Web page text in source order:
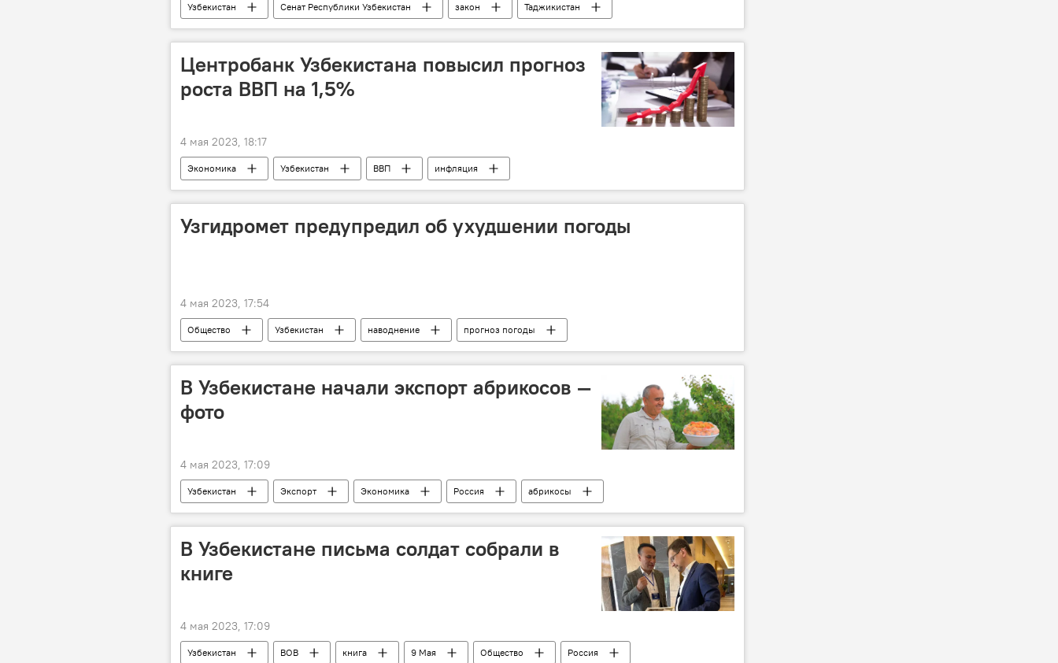
Узбекистан Сенат Республики Узбекистан закон
Таджикистан
Соглашение
авиация безопасность Общество полеты
Центробанк Узбекистана повысил прогноз
роста ВВП на 1,5%
4 мая 2023, 18:17
Экономика Узбекистан ВВП
инфляция
Центральный банк Республики Узбекистан
Узгидромет предупредил об ухудшении погоды
4 мая 2023, 17:54
Общество Узбекистан наводнение прогноз погоды
В Узбекистане начали экспорт абрикосов —
фото
4 мая 2023, 17:09
Узбекистан Экспорт Экономика Россия
абрикосы
Кыргызстан
Казахстан Южная Корея Фрукты
овощи
В Узбекистане письма солдат собрали в
книге
4 мая 2023, 17:09
Узбекистан ВОВ книга 9 Мая Общество
Россия